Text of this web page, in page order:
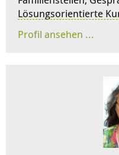
Lösungsorientierte